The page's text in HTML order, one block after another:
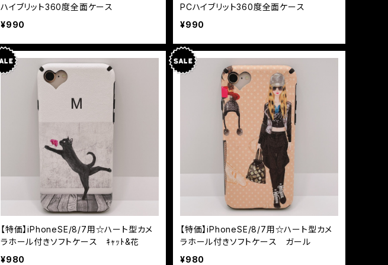
ハイブリット360度全面ケース
¥990
PCハイブリット360度全面ケース
¥990
【特価】iPhoneSE/8/7用☆ハート型カメ
ラホール付きソフトケース ｷｬｯﾄ&花
¥980
【特価】iPhoneSE/8/7用☆ハート型カメ
ラホール付きソフトケース ガール
¥980